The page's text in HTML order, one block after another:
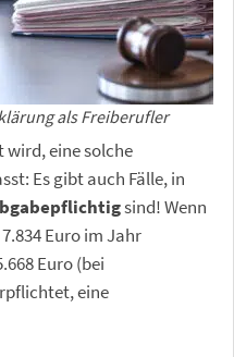
als Freiberufler
eine solche
Es gibt auch Fälle, in
sind! Wenn
Euro im Jahr
Euro (bei
eine